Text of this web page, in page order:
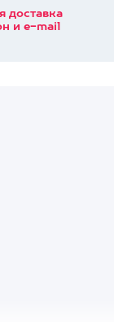
доставка
и e-mail